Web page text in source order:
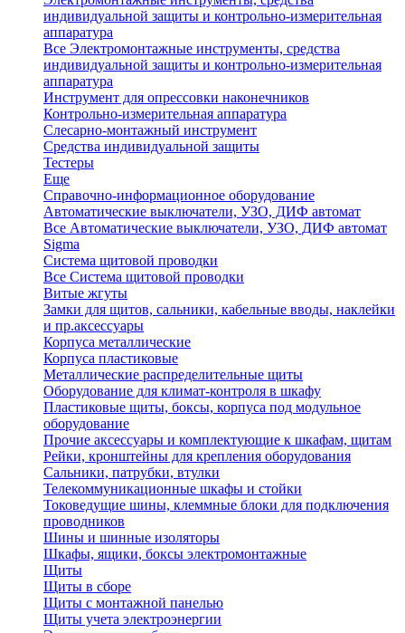
индивидуальной защиты и контрольно-измерительная
аппаратура
Все Электромонтажные инструменты, средства
индивидуальной защиты и контрольно-измерительная
аппаратура
Инструмент для опрессовки наконечников
Контрольно-измерительная аппаратура
Слесарно-монтажный инструмент
Средства индивидуальной защиты
Тестеры
Еще
Справочно-информационное оборудование
Автоматические выключатели, УЗО, ДИФ автомат
Все Автоматические выключатели, УЗО, ДИФ автомат
Sigma
Система щитовой проводки
Все Система щитовой проводки
Витые жгуты
Замки для щитов, сальники, кабельные вводы, наклейки
и пр.аксессуары
Корпуса металлические
Корпуса пластиковые
Металлические распределительные щиты
Оборудование для климат-контроля в шкафу
Пластиковые щиты, боксы, корпуса под модульное
оборудование
Прочие аксессуары и комплектующие к шкафам, щитам
Рейки, кронштейны для крепления оборудования
Сальники, патрубки, втулки
Телекоммуникационные шкафы и стойки
Токоведущие шины, клеммные блоки для подключения
проводников
Шины и шинные изоляторы
Шкафы, ящики, боксы электромонтажные
Щиты
Щиты в сборе
Щиты с монтажной панелью
Щиты учета электроэнергии